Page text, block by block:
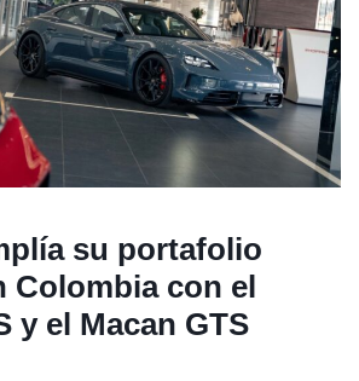
su portafolio
Colombia con el
y el Macan GTS